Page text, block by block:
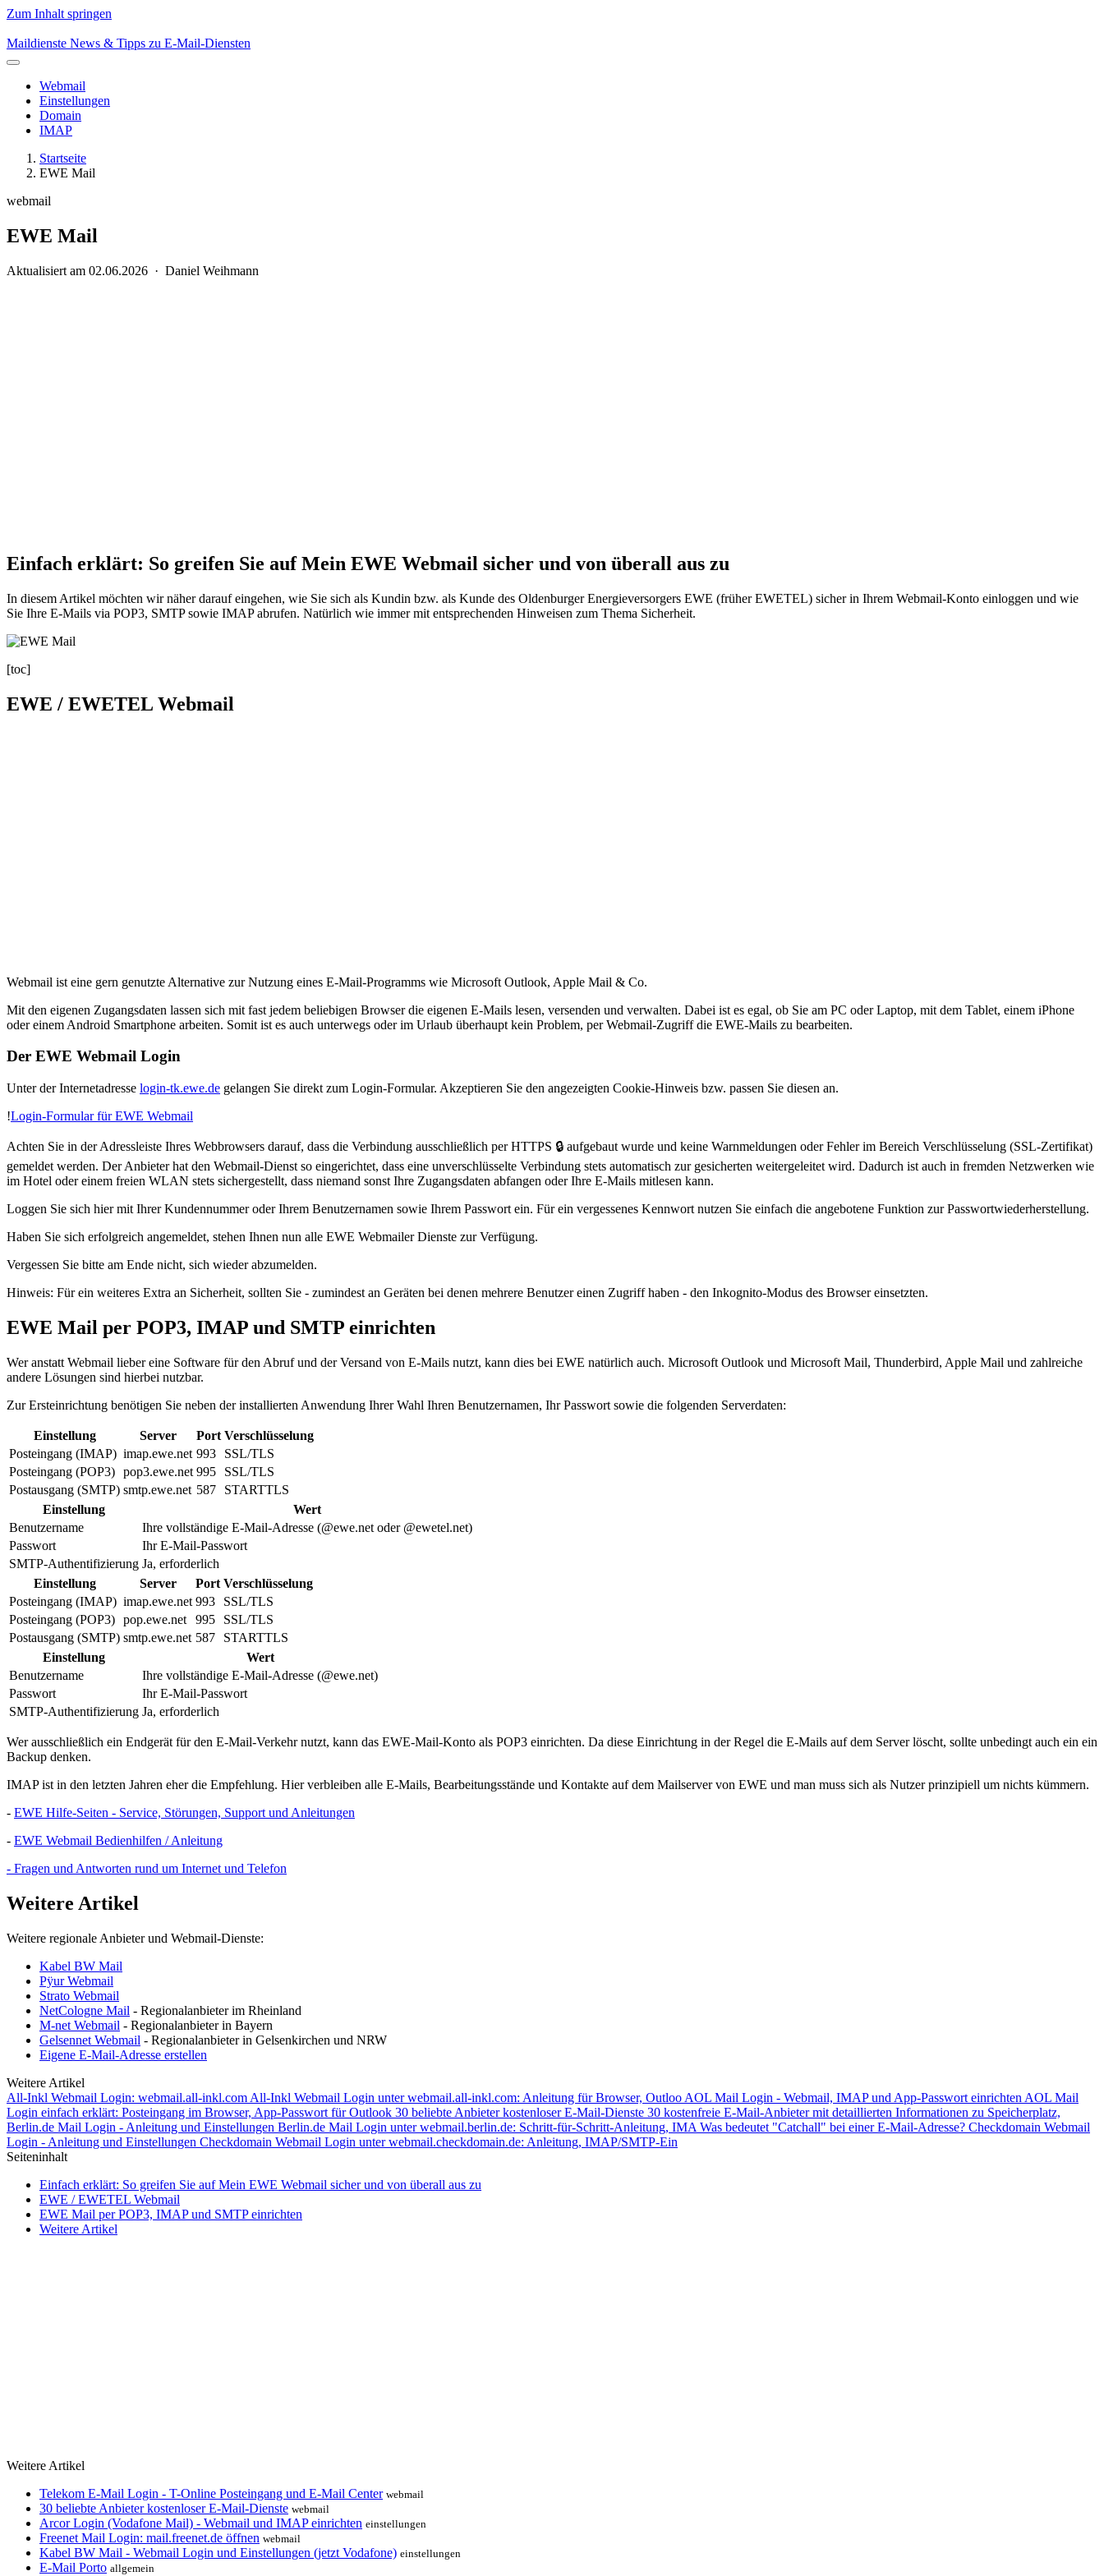
Zum Inhalt springen
Maildienste News & Tipps zu E-Mail-Diensten
Webmail
Einstellungen
Domain
IMAP
Startseite
EWE Mail
webmail
EWE Mail
Aktualisiert am 02.06.2026 · Daniel Weihmann
Einfach erklärt: So greifen Sie auf Mein EWE Webmail sicher und von überall aus zu
In diesem Artikel möchten wir näher darauf eingehen, wie Sie sich als Kundin bzw. als Kunde des Oldenburger Energieversorgers EWE (früher EWETEL) sicher in Ihrem Webmail-Konto einloggen und wie
Sie Ihre E-Mails via POP3, SMTP sowie IMAP abrufen. Natürlich wie immer mit entsprechenden Hinweisen zum Thema Sicherheit.
[toc]
EWE / EWETEL Webmail
Webmail ist eine gern genutzte Alternative zur Nutzung eines E-Mail-Programms wie Microsoft Outlook, Apple Mail & Co.
Mit den eigenen Zugangsdaten lassen sich mit fast jedem beliebigen Browser die eigenen E-Mails lesen, versenden und verwalten. Dabei ist es egal, ob Sie am PC oder Laptop, mit dem Tablet, einem iPhone
oder einem Android Smartphone arbeiten. Somit ist es auch unterwegs oder im Urlaub überhaupt kein Problem, per Webmail-Zugriff die EWE-Mails zu bearbeiten.
Der EWE Webmail Login
Unter der Internetadresse login-tk.ewe.de gelangen Sie direkt zum Login-Formular. Akzeptieren Sie den angezeigten Cookie-Hinweis bzw. passen Sie diesen an.
!Login-Formular für EWE Webmail
Achten Sie in der Adressleiste Ihres Webbrowsers darauf, dass die Verbindung ausschließlich per HTTPS 🔒 aufgebaut wurde und keine Warnmeldungen oder Fehler im Bereich Verschlüsselung (SSL-Zertifikat)
gemeldet werden. Der Anbieter hat den Webmail-Dienst so eingerichtet, dass eine unverschlüsselte Verbindung stets automatisch zur gesicherten weitergeleitet wird. Dadurch ist auch in fremden Netzwerken wie
im Hotel oder einem freien WLAN stets sichergestellt, dass niemand sonst Ihre Zugangsdaten abfangen oder Ihre E-Mails mitlesen kann.
Loggen Sie sich hier mit Ihrer Kundennummer oder Ihrem Benutzernamen sowie Ihrem Passwort ein. Für ein vergessenes Kennwort nutzen Sie einfach die angebotene Funktion zur Passwortwiederherstellung.
Haben Sie sich erfolgreich angemeldet, stehen Ihnen nun alle EWE Webmailer Dienste zur Verfügung.
Vergessen Sie bitte am Ende nicht, sich wieder abzumelden.
Hinweis: Für ein weiteres Extra an Sicherheit, sollten Sie - zumindest an Geräten bei denen mehrere Benutzer einen Zugriff haben - den Inkognito-Modus des Browser einsetzten.
EWE Mail per POP3, IMAP und SMTP einrichten
Wer anstatt Webmail lieber eine Software für den Abruf und der Versand von E-Mails nutzt, kann dies bei EWE natürlich auch. Microsoft Outlook und Microsoft Mail, Thunderbird, Apple Mail und zahlreiche
andere Lösungen sind hierbei nutzbar.
Zur Ersteinrichtung benötigen Sie neben der installierten Anwendung Ihrer Wahl Ihren Benutzernamen, Ihr Passwort sowie die folgenden Serverdaten:
Einstellung Server Port Verschlüsselung
Posteingang (IMAP) imap.ewe.net 993
SSL/TLS
Posteingang (POP3) pop3.ewe.net 995
SSL/TLS
Postausgang (SMTP) smtp.ewe.net 587
STARTTLS
Einstellung
Wert
Benutzername
Ihre vollständige E-Mail-Adresse (@ewe.net oder @ewetel.net)
Passwort
Ihr E-Mail-Passwort
SMTP-Authentifizierung Ja, erforderlich
Einstellung
Server Port Verschlüsselung
Posteingang (IMAP) imap.ewe.net 993
SSL/TLS
Posteingang (POP3) pop.ewe.net 995
SSL/TLS
Postausgang (SMTP) smtp.ewe.net 587
STARTTLS
Einstellung
Wert
Benutzername
Ihre vollständige E-Mail-Adresse (@ewe.net)
Passwort
Ihr E-Mail-Passwort
SMTP-Authentifizierung Ja, erforderlich
Wer ausschließlich ein Endgerät für den E-Mail-Verkehr nutzt, kann das EWE-Mail-Konto als POP3 einrichten. Da diese Einrichtung in der Regel die E-Mails auf dem Server löscht, sollte unbedingt auch ein ein
Backup denken.
IMAP ist in den letzten Jahren eher die Empfehlung. Hier verbleiben alle E-Mails, Bearbeitungsstände und Kontakte auf dem Mailserver von EWE und man muss sich als Nutzer prinzipiell um nichts kümmern.
- EWE Hilfe-Seiten - Service, Störungen, Support und Anleitungen
- EWE Webmail Bedienhilfen / Anleitung
- Fragen und Antworten rund um Internet und Telefon
Weitere Artikel
Weitere regionale Anbieter und Webmail-Dienste:
Kabel BW Mail
Pÿur Webmail
Strato Webmail
NetCologne Mail - Regionalanbieter im Rheinland
M-net Webmail - Regionalanbieter in Bayern
Gelsennet Webmail - Regionalanbieter in Gelsenkirchen und NRW
Eigene E-Mail-Adresse erstellen
Weitere Artikel
All-Inkl Webmail Login: webmail.all-inkl.com All-Inkl Webmail Login unter webmail.all-inkl.com: Anleitung für Browser, Outloo AOL Mail Login - Webmail, IMAP und App-Passwort einrichten AOL Mail
Login einfach erklärt: Posteingang im Browser, App-Passwort für Outlook 30 beliebte Anbieter kostenloser E-Mail-Dienste 30 kostenfreie E-Mail-Anbieter mit detaillierten Informationen zu Speicherplatz,
Berlin.de Mail Login - Anleitung und Einstellungen Berlin.de Mail Login unter webmail.berlin.de: Schritt-für-Schritt-Anleitung, IMA Was bedeutet "Catchall" bei einer E-Mail-Adresse? Checkdomain Webmail
Login - Anleitung und Einstellungen Checkdomain Webmail Login unter webmail.checkdomain.de: Anleitung, IMAP/SMTP-Ein
Seiteninhalt
Einfach erklärt: So greifen Sie auf Mein EWE Webmail sicher und von überall aus zu
EWE / EWETEL Webmail
EWE Mail per POP3, IMAP und SMTP einrichten
Weitere Artikel
Weitere Artikel
Telekom E-Mail Login - T-Online Posteingang und E-Mail Center webmail
30 beliebte Anbieter kostenloser E-Mail-Dienste webmail
Arcor Login (Vodafone Mail) - Webmail und IMAP einrichten einstellungen
Freenet Mail Login: mail.freenet.de öffnen webmail
Kabel BW Mail - Webmail Login und Einstellungen (jetzt Vodafone) einstellungen
E-Mail Porto allgemein